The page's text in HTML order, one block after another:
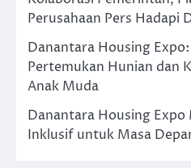
Perusahaan Pers Hadapi
Danantara Housing
Pertemukan Hunian dan
Anak Muda
Danantara Housing Expo
Inklusif untuk Masa